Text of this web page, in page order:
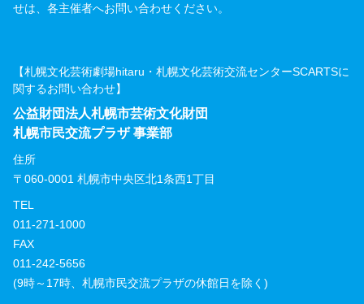
せは、各主催者へお問い合わせください。
【札幌文化芸術劇場hitaru・札幌文化芸術交流センターSCARTSに
関するお問い合わせ】
公益財団法人札幌市芸術文化財団
札幌市民交流プラザ 事業部
住所
〒060-0001 札幌市中央区北1条西1丁目
TEL
011-271-1000
FAX
011-242-5656
(9時～17時、札幌市民交流プラザの休館日を除く)